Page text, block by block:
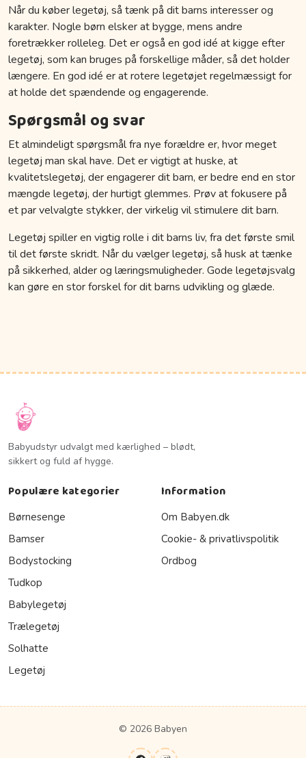
Når du køber legetøj, så tænk på dit barns interesser og
karakter. Nogle børn elsker at bygge, mens andre
foretrækker rolleleg. Det er også en god idé at kigge efter
legetøj, som kan bruges på forskellige måder, så det holder
længere. En god idé er at rotere legetøjet regelmæssigt for
at holde det spændende og engagerende.
Spørgsmål og svar
Et almindeligt spørgsmål fra nye forældre er, hvor meget
legetøj man skal have. Det er vigtigt at huske, at
kvalitetslegetøj, der engagerer dit barn, er bedre end en stor
mængde legetøj, der hurtigt glemmes. Prøv at fokusere på
et par velvalgte stykker, der virkelig vil stimulere dit barn.
Legetøj spiller en vigtig rolle i dit barns liv, fra det første smil
til det første skridt. Når du vælger legetøj, så husk at tænke
på sikkerhed, alder og læringsmuligheder. Gode legetøjsvalg
kan gøre en stor forskel for dit barns udvikling og glæde.
Babyudstyr udvalgt med kærlighed – blødt,
sikkert og fuld af hygge.
Populære kategorier
Børnesenge
Bamser
Bodystocking
Tudkop
Babylegetøj
Trælegetøj
Solhatte
Legetøj
Information
Om Babyen.dk
Cookie- & privatlivspolitik
Ordbog
© 2026 Babyen